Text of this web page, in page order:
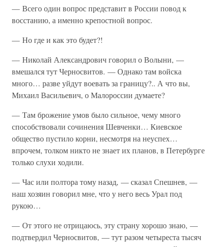
— Всего один вопрос представит в России повод к
восстанию, а именно крепостной вопрос.
— Но где и как это будет?!
— Николай Александрович говорил о Волыни, —
вмешался тут Черносвитов. — Однако там войска
много… разве уйдут воевать за границу?.. А что вы,
Михаил Васильевич, о Малороссии думаете?
— Там брожение умов было сильное, чему много
способствовали сочинения Шевченки… Киевское
общество пустило корни, несмотря на неуспех…
впрочем, толком никто не знает их планов, в Петербурге
только слухи ходили.
— Час или полтора тому назад, — сказал Спешнев, —
наш хозяин говорил мне, что у него весь Урал под
рукою…
— От этого не отрицаюсь, эту страну хорошо знаю, —
подтвердил Черносвитов, — тут разом четыреста тысяч